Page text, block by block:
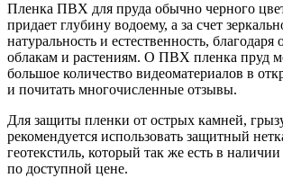
Пленка ПВХ для пруда обычно черного
придает глубину водоему, а за счет
натуральность и естественность,
облакам и растениям. О ПВХ пленка пруд
большое количество видеоматериалов в
и почитать многочисленные отзывы.
Для защиты пленки от острых камней,
рекомендуется использовать защитный
геотекстиль, который так же есть в
по доступной цене.